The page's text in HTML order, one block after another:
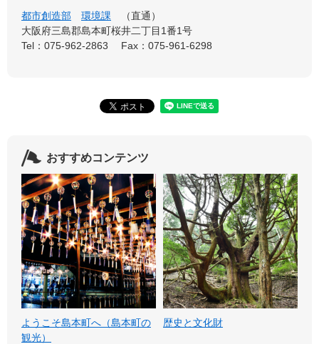
都市創造部 環境課
直通
大阪府三島郡島本町桜井二丁目1番1号
Tel：075-962-2863
Fax：075-961-6298
おすすめコンテンツ
ようこそ島本町へ（島本町の
観光）
歴史と文化財